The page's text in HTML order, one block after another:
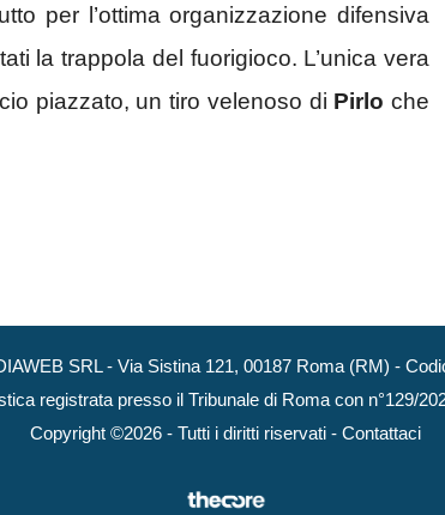
per l’ottima organizzazione difensiva
la trappola del fuorigioco. L’unica vera
piazzato, un tiro velenoso di Pirlo che
SRL - Via Sistina 121, 00187 Roma (RM) -
registrata presso il Tribunale di Roma con n°129/
Copyright ©2026 - Tutti i diritti riservati - Contattaci